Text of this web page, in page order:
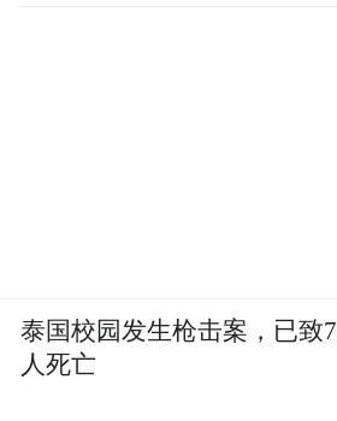
泰国校园发生枪击案，已致7
人死亡